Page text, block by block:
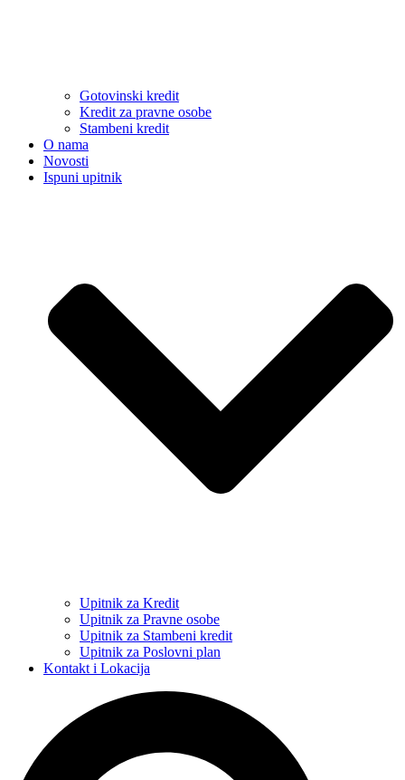
Gotovinski kredit
Kredit za pravne osobe
Stambeni kredit
O nama
Novosti
Ispuni upitnik
Upitnik za Kredit
Upitnik za Pravne osobe
Upitnik za Stambeni kredit
Upitnik za Poslovni plan
Kontakt i Lokacija